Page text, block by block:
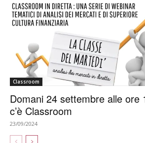
Classroom
Domani 24 settembre alle ore
c’è Classroom
23/09/2024